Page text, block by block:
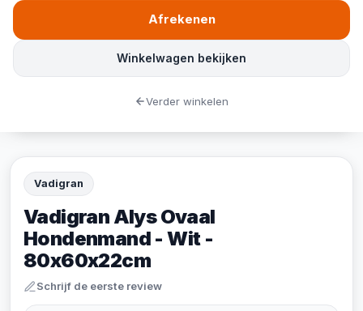
Vadigran
Vadigran Alys Ovaal
Hondenmand - Wit -
80x60x22cm
Schrijf de eerste review
Winkelwagen bekijken
Afrekenen
Verder winkelen